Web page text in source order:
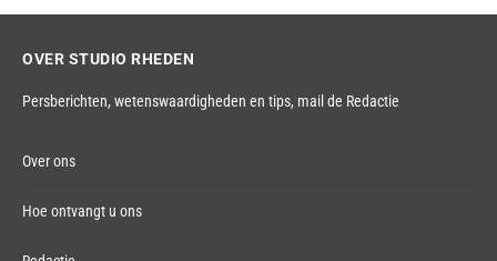
OVER STUDIO RHEDEN
Persberichten, wetenswaardigheden en tips, mail de Redactie
Over ons
Hoe ontvangt u ons